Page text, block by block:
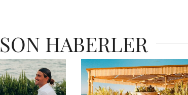
SON HABERLER